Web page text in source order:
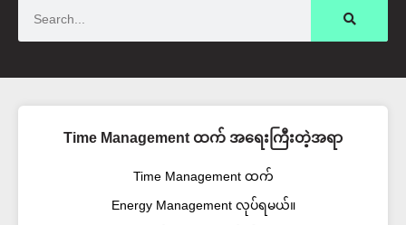
Time Management ထက် အရေးကြီးတဲ့အရာ
Time Management ထက်
Energy Management လုပ်ရမယ်။​